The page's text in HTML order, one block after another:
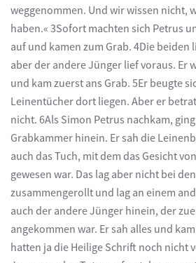
weggenommen. Und wir wissen nicht,
haben.« 3Sofort machten sich Petrus
auf und kamen zum Grab. 4Die beiden
aber der andere Jünger lief voraus. Er
und kam zuerst ans Grab. 5Er beugte
Leinentücher dort liegen. Aber er
nicht. 6Als Simon Petrus nachkam,
Grabkammer hinein. Er sah die
auch das Tuch, mit dem das Gesicht
gewesen war. Das lag aber nicht bei
zusammengerollt und lag an einem
auch der andere Jünger hinein, der
angekommen war. Er sah alles und
hatten ja die Heilige Schrift noch nicht